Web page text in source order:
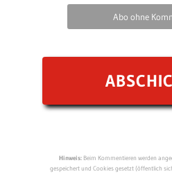
Abo ohne
Hinweis:Beim Kommentieren werden
gespeichert und Cookies gesetzt (öffentlich